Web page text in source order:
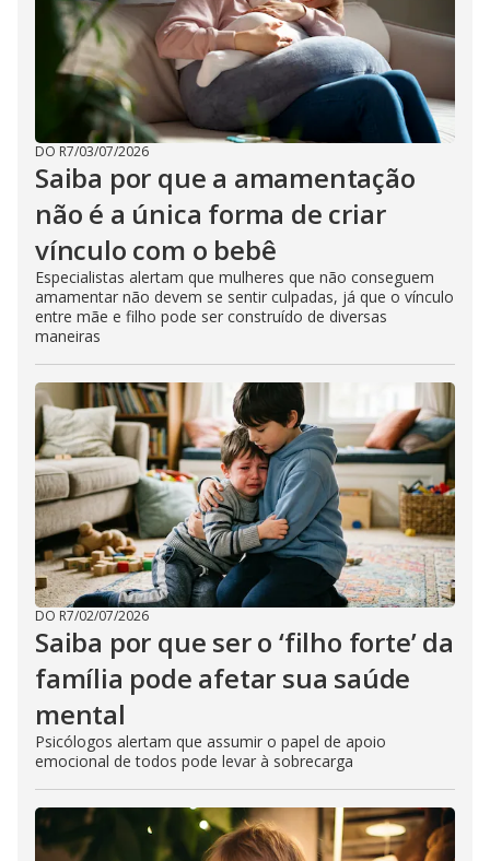
DO R7/03/07/2026
Saiba por que a amamentação
não é a única forma de criar
vínculo com o bebê
Especialistas alertam que mulheres que não conseguem
amamentar não devem se sentir culpadas, já que o vínculo
entre mãe e filho pode ser construído de diversas
maneiras
DO R7/02/07/2026
Saiba por que ser o ‘filho forte’ da
família pode afetar sua saúde
mental
Psicólogos alertam que assumir o papel de apoio
emocional de todos pode levar à sobrecarga